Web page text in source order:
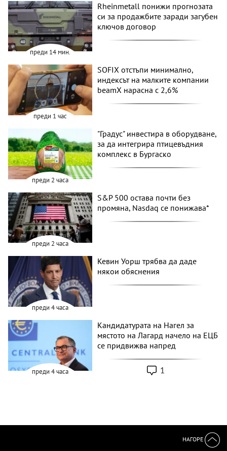
преди 14 мин.
Rheinmetall понижи прогнозата
си за продажбите заради загубен
ключов договор
преди 1 час
SOFIX отстъпи минимално,
индексът на малките компании
beamX нарасна с 2,6%
преди 2 часа
"Градус" инвестира в оборудване,
за да интегрира птицевъдния
комплекс в Бургаско
преди 2 часа
S&P 500 остава почти без
промяна, Nasdaq се понижава*
преди 4 часа
Кевин Уорш трябва да даде
някои обяснения
преди 4 часа
Кандидатурата на Нагел за
мястото на Лагард начело на ЕЦБ
се придвижва напред
1
НАГОРЕ